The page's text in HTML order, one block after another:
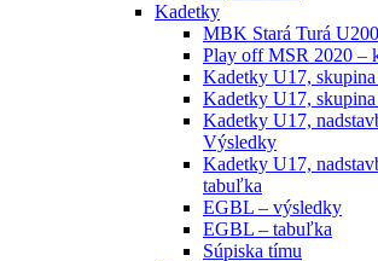
Kadetky
MBK Stará Turá
Play off MSR 2020 –
Kadetky U17,
Kadetky U17,
Kadetky U17,
Výsledky
Kadetky U17,
tabuľka
EGBL – výsledky
EGBL – tabuľka
Súpiska tímu